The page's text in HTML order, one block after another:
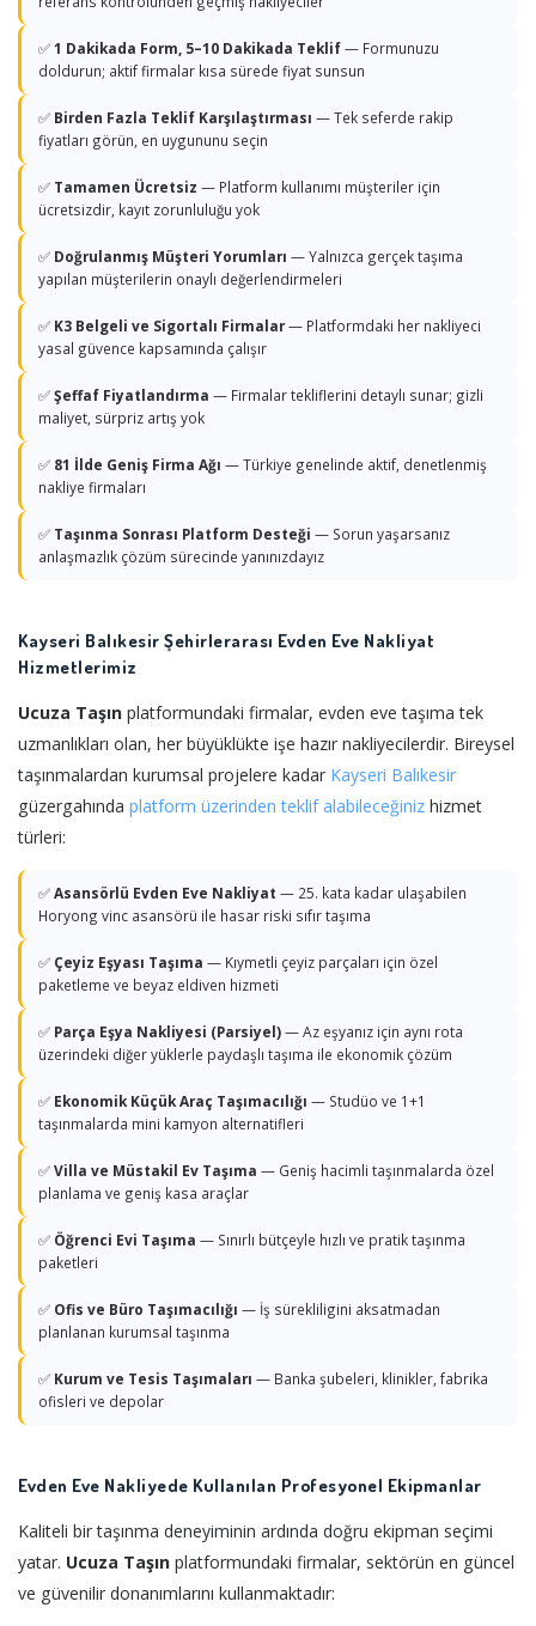
✅1 Dakikada Form, 5–10 Dakikada Teklif— Formunuzu
doldurun; aktif firmalar kısa sürede fiyat sunsun
✅ Birden Fazla Teklif Karşılaştırması — Tek seferde rakip
fiyatları görün, en uygununu seçin
✅ Tamamen Ücretsiz — Platform kullanımı müşteriler için
ücretsizdir, kayıt zorunluluğu yok
✅ Doğrulanmış Müşteri Yorumları — Yalnızca gerçek taşıma
yapılan müşterilerin onaylı değerlendirmeleri
✅ K3 Belgeli ve Sigortalı Firmalar— Platformdaki her nakliyeci
yasal güvence kapsamında çalışır
✅Şeffaf Fiyatlandırma — Firmalar tekliflerini detaylı sunar; gizli
maliyet, sürpriz artış yok
✅ 81 İlde Geniş Firma Ağı — Türkiye genelinde aktif, denetlenmiş
nakliye firmaları
✅ Taşınma Sonrası Platform Desteği — Sorun yaşarsanız
anlaşmazlık çözüm sürecinde yanınızdayız
Kayseri Balıkesir Şehirlerarası Evden Eve Nakliyat
Hizmetlerimiz
Ucuza Taşın platformundaki firmalar, evden eve taşıma tek
uzmanlıkları olan, her büyüklükte işe hazır nakliyecilerdir. Bireysel
taşınmalardan kurumsal projelere kadar Kayseri Balıkesir
güzergahında platform üzerinden teklif alabileceğiniz hizmet
türleri:
✅Asansörlü Evden Eve Nakliyat — 25. kata kadar ulaşabilen
Horyong vinc asansörü ile hasar riski sıfır taşıma
✅ Çeyiz Eşyası Taşıma — Kıymetli çeyiz parçaları için özel
paketleme ve beyaz eldiven hizmeti
✅ Parça Eşya Nakliyesi (Parsiyel)— Az eşyanız için aynı rota
üzerindeki diğer yüklerle paydaşlı taşıma ile ekonomik çözüm
✅ Ekonomik Küçük Araç Taşımacılığı — Studüo ve 1+1
taşınmalarda mini kamyon alternatifleri
✅Villa ve Müstakil Ev Taşıma — Geniş hacimli taşınmalarda özel
planlama ve geniş kasa araçlar
✅ Öğrenci Evi Taşıma — Sınırlı bütçeyle hızlı ve pratik taşınma
paketleri
✅ Ofis ve Büro Taşımacılığı — İş sürekliligini aksatmadan
planlanan kurumsal taşınma
✅ Kurum ve Tesis Taşımaları — Banka şubeleri, klinikler, fabrika
ofisleri ve depolar
Evden Eve Nakliyede Kullanılan Profesyonel Ekipmanlar
Kaliteli bir taşınma deneyiminin ardında doğru ekipman seçimi
yatar. Ucuza Taşın platformundaki firmalar, sektörün en güncel
ve güvenilir donanımlarını kullanmaktadır: